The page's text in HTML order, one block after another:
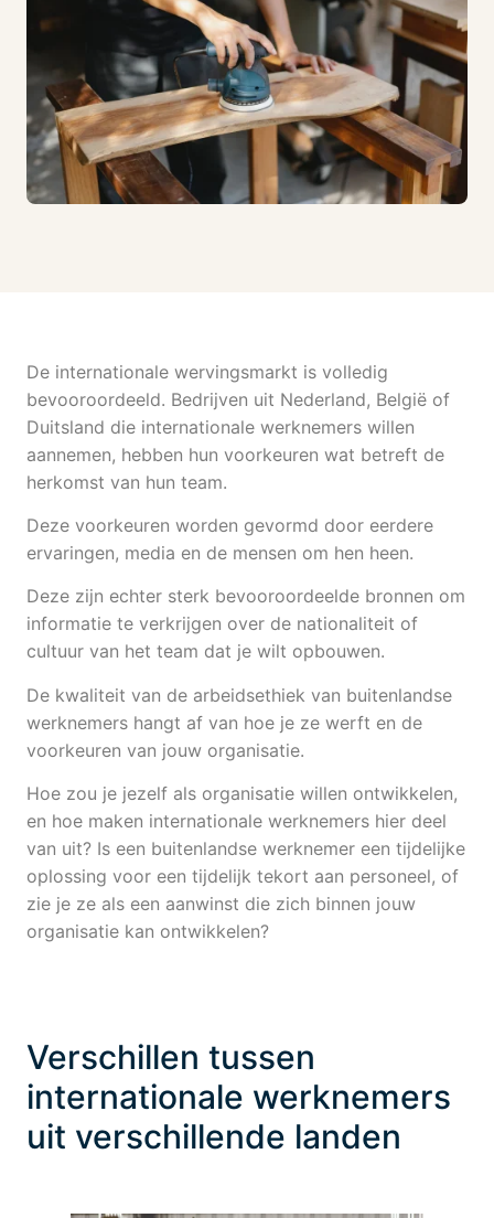
De internationale wervingsmarkt is volledig
bevooroordeeld. Bedrijven uit Nederland, België of
Duitsland die internationale werknemers willen
aannemen, hebben hun voorkeuren wat betreft de
herkomst van hun team.
Deze voorkeuren worden gevormd door eerdere
ervaringen, media en de mensen om hen heen.
Deze zijn echter sterk bevooroordeelde bronnen om
informatie te verkrijgen over de nationaliteit of
cultuur van het team dat je wilt opbouwen.
De kwaliteit van de arbeidsethiek van buitenlandse
werknemers hangt af van hoe je ze werft en de
voorkeuren van jouw organisatie.
Hoe zou je jezelf als organisatie willen ontwikkelen,
en hoe maken internationale werknemers hier deel
van uit? Is een buitenlandse werknemer een tijdelijke
oplossing voor een tijdelijk tekort aan personeel, of
zie je ze als een aanwinst die zich binnen jouw
organisatie kan ontwikkelen?
Verschillen tussen
internationale werknemers
uit verschillende landen